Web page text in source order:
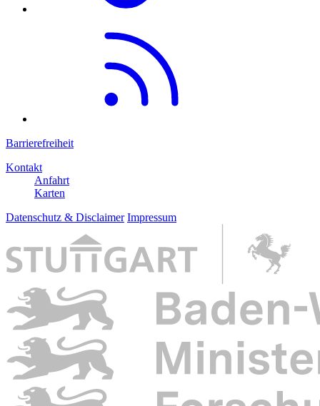
Barrierefreiheit
Kontakt
Anfahrt
Karten
Datenschutz & Disclaimer Impressum